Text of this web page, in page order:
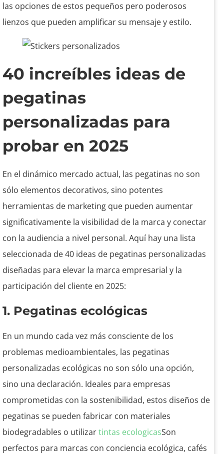
las opciones de estos pequeños pero poderosos
lienzos que pueden amplificar su mensaje y estilo.
40 increíbles ideas de
pegatinas
personalizadas para
probar en 2025
En el dinámico mercado actual, las pegatinas no son
sólo elementos decorativos, sino potentes
herramientas de marketing que pueden aumentar
significativamente la visibilidad de la marca y conectar
con la audiencia a nivel personal. Aquí hay una lista
seleccionada de 40 ideas de pegatinas personalizadas
diseñadas para elevar la marca empresarial y la
participación del cliente en 2025:
1. Pegatinas ecológicas
En un mundo cada vez más consciente de los
problemas medioambientales, las pegatinas
personalizadas ecológicas no son sólo una opción,
sino una declaración. Ideales para empresas
comprometidas con la sostenibilidad, estos diseños de
pegatinas se pueden fabricar con materiales
biodegradables o utilizartintas ecologicasSon
perfectos para marcas con conciencia ecológica, cafés